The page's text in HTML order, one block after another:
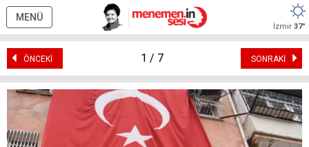
MENÜ
İzmir 37°
ÖNCEKİ SONRAKİ
1 / 7